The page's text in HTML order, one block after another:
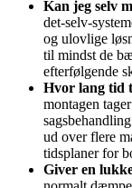
Kan jeg selv
det-selv-
og ulovlige
til mindst de
efterfølgende
Hvor lang tid
montagen
ud over flere
tidsplaner for
Giver en